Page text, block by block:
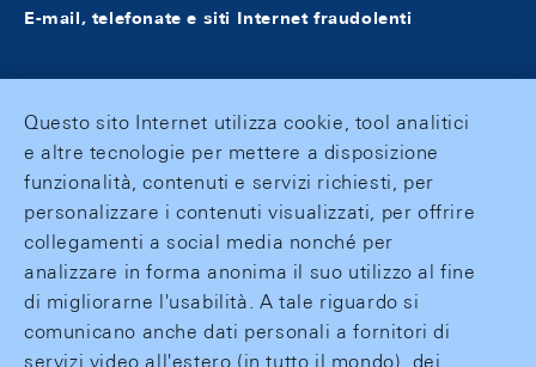
E-mail, telefonate e siti Internet fraudolenti
Questo sito Internet utilizza cookie, tool analitici
e altre tecnologie per mettere a disposizione
funzionalità, contenuti e servizi richiesti, per
personalizzare i contenuti visualizzati, per offrire
collegamenti a social media nonché per
analizzare in forma anonima il suo utilizzo al fine
di migliorarne l'usabilità. A tale riguardo si
comunicano anche dati personali a fornitori di
servizi video all'estero (in tutto il mondo), dei